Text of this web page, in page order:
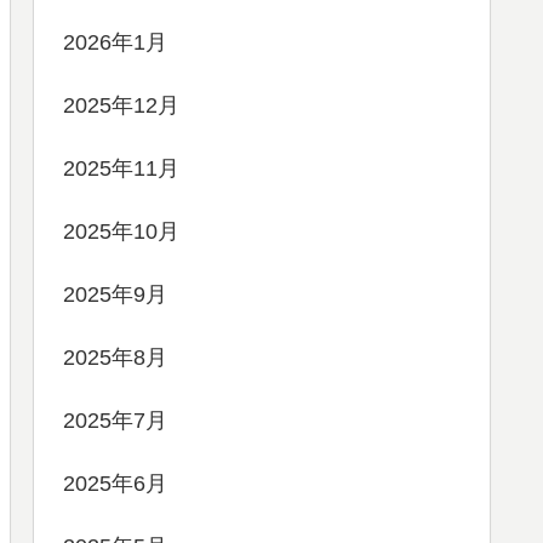
2026年1月
2025年12月
2025年11月
2025年10月
2025年9月
2025年8月
2025年7月
2025年6月